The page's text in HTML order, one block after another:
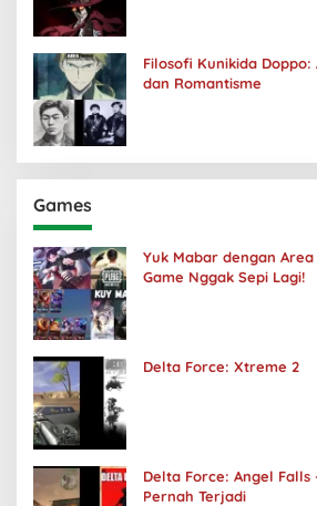
Filosofi Kunikida
dan Romantisme
Games
Yuk Mabar dengan Area
Game Nggak Sepi Lagi!
Delta Force: Xtreme 2
Delta Force: Angel Falls
Pernah Terjadi